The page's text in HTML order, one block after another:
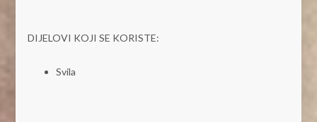
DIJELOVI KOJI SE KORISTE:
Svila